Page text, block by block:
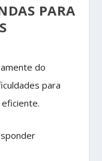
PARA
do
para